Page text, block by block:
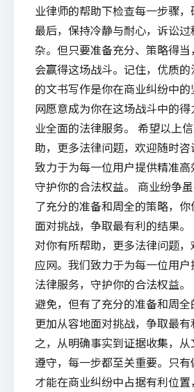
业律师的帮助下检查每一步骤，
最后，保持冷静与耐心，诉讼
杂。但只要准备充分、策略得
会赢得这场战斗。记住，优质的
的文书写作是你在商业纠纷中的
网愿意成为你在这场战斗中的
业全面的法律服务。 希望以上
助，更多法律问题，欢迎随时
致力于为每一位用户提供精准高
守护你的合法权益。 商业纷争
了充分的准备和周全的策略，
面对挑战，争取最有利的结果
对你有所帮助，更多法律问题
应网。我们致力于为每一位用
法律服务，守护你的合法权益
避免，但有了充分的准备和周
更加从容地面对挑战，争取最
之，从明确事实到证据收集，
遵守，每一步都至关重要。只有
才能在商业纠纷中占据有利位